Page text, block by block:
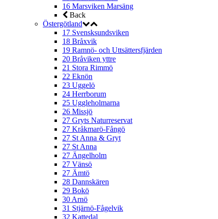
16 Marsviken Marsäng
Back
Östergötland
17 Svensksundsviken
18 Bråxvik
19 Ramnö- och Uttsättersfjärden
20 Bråviken yttre
21 Stora Rimmö
22 Eknön
23 Uggelö
24 Herrborum
25 Uggleholmarna
26 Missjö
27 Gryts Naturreservat
27 Kråkmarö-Fångö
27 St Anna & Gryt
27 St Anna
27 Ängelholm
27 Vänsö
27 Ämtö
28 Dannskären
29 Bokö
30 Arnö
31 Stjärnö-Fågelvik
32 Kattedal